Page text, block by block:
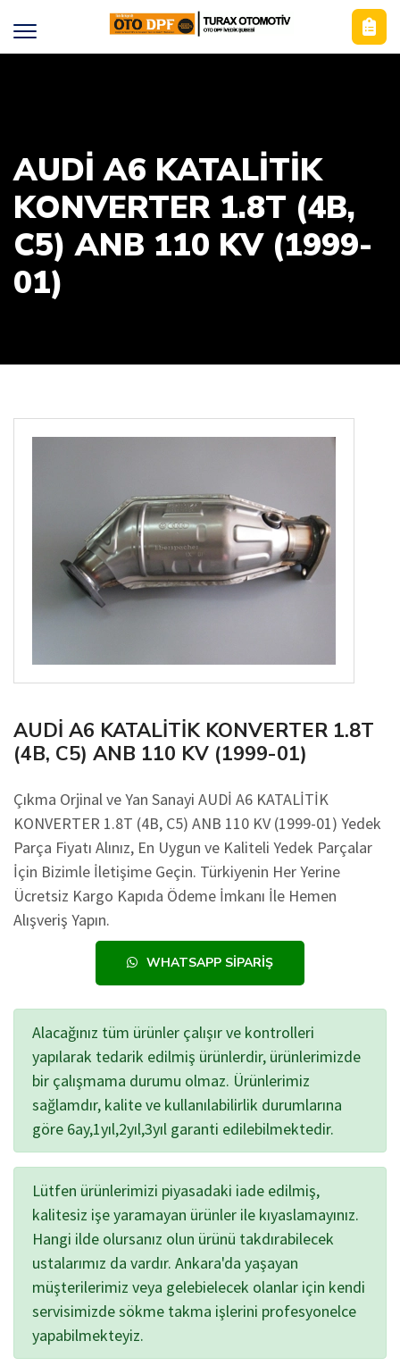
AUDİ A6 KATALİTİK
KONVERTER 1.8T (4B,
C5) ANB 110 KV (1999-
01)
AUDİ A6 KATALİTİK KONVERTER 1.8T
(4B, C5) ANB 110 KV (1999-01)
Çıkma Orjinal ve Yan Sanayi AUDİ A6 KATALİTİK
KONVERTER 1.8T (4B, C5) ANB 110 KV (1999-01) Yedek
Parça Fiyatı Alınız, En Uygun ve Kaliteli Yedek Parçalar
İçin Bizimle İletişime Geçin. Türkiyenin Her Yerine
Ücretsiz Kargo Kapıda Ödeme İmkanı İle Hemen
Alışveriş Yapın.
WHATSAPP SIPARIŞ
Alacağınız tüm ürünler çalışır ve kontrolleri
yapılarak tedarik edilmiş ürünlerdir, ürünlerimizde
bir çalışmama durumu olmaz. Ürünlerimiz
sağlamdır, kalite ve kullanılabilirlik durumlarına
göre 6ay,1yıl,2yıl,3yıl garanti edilebilmektedir.
Lütfen ürünlerimizi piyasadaki iade edilmiş,
kalitesiz işe yaramayan ürünler ile kıyaslamayınız.
Hangi ilde olursanız olun ürünü takdırabilecek
ustalarımız da vardır. Ankara'da yaşayan
müşterilerimiz veya gelebielecek olanlar için kendi
servisimizde sökme takma işlerini profesyonelce
yapabilmekteyiz.